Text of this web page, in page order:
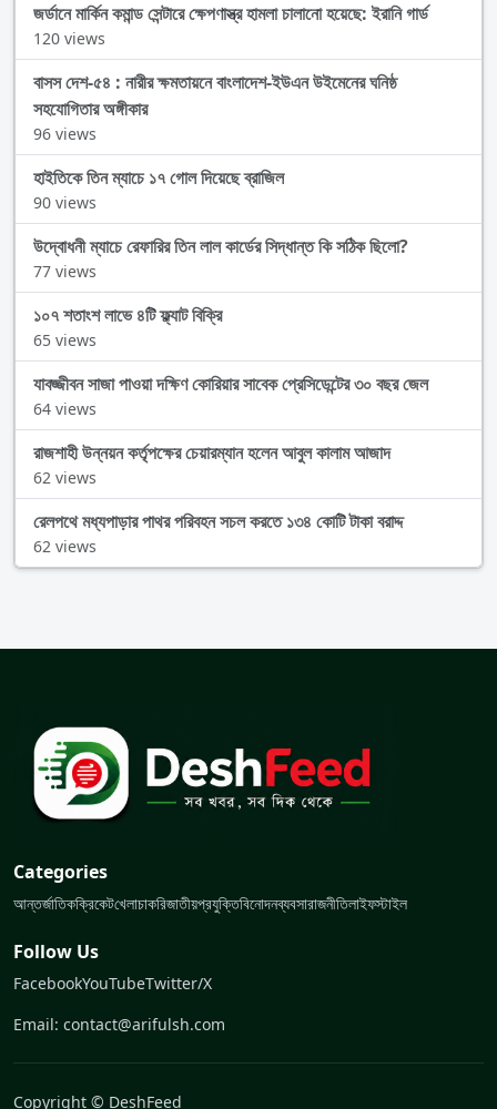
জর্ডানে মার্কিন কমান্ড সেন্টারে ক্ষেপণাস্ত্র হামলা চালানো হয়েছে: ইরানি গার্ড
120 views
বাসস দেশ-৫৪ : নারীর ক্ষমতায়নে বাংলাদেশ-ইউএন উইমেনের ঘনিষ্ঠ
সহযোগিতার অঙ্গীকার
96 views
হাইতিকে তিন ম্যাচে ১৭ গোল দিয়েছে ব্রাজিল
90 views
উদ্বোধনী ম্যাচে রেফারির তিন লাল কার্ডের সিদ্ধান্ত কি সঠিক ছিলো?
77 views
১০৭ শতাংশ লাভে ৪টি ফ্ল্যাট বিক্রি
65 views
যাবজ্জীবন সাজা পাওয়া দক্ষিণ কোরিয়ার সাবেক প্রেসিডেন্টের ৩০ বছর জেল
64 views
রাজশাহী উন্নয়ন কর্তৃপক্ষের চেয়ারম্যান হলেন আবুল কালাম আজাদ
62 views
রেলপথে মধ্যপাড়ার পাথর পরিবহন সচল করতে ১৩৪ কোটি টাকা বরাদ্দ
62 views
Categories
আন্তর্জাতিকক্রিকেটখেলাচাকরিজাতীয়প্রযুক্তিবিনোদনব্যবসারাজনীতিলাইফস্টাইল
Follow Us
FacebookYouTubeTwitter/X
Email: contact@arifulsh.com
Copyright © DeshFeed